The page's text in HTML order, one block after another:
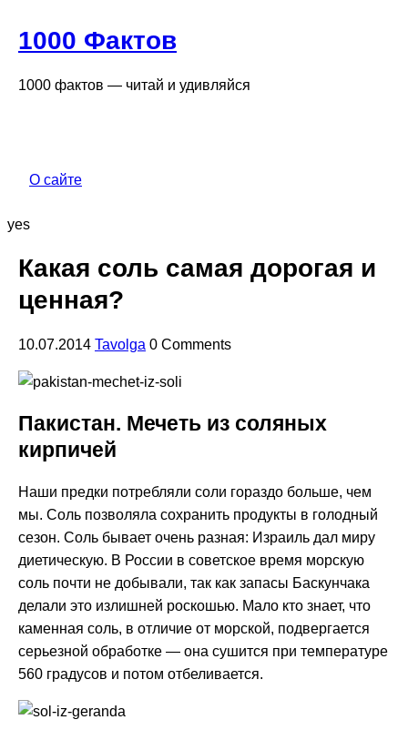
1000 Фактов
1000 фактов — читай и удивляйся
О сайте
yes
Какая соль самая дорогая и
ценная?
10.07.2014 Tavolga 0 Comments
Пакистан. Мечеть из соляных
кирпичей
Наши предки потребляли соли гораздо больше, чем
мы. Соль позволяла сохранить продукты в голодный
сезон. Соль бывает очень разная: Израиль дал миру
диетическую. В России в советское время морскую
соль почти не добывали, так как запасы Баскунчака
делали это излишней роскошью. Мало кто знает, что
каменная соль, в отличие от морской, подвергается
серьезной обработке — она сушится при температуре
560 градусов и потом отбеливается.